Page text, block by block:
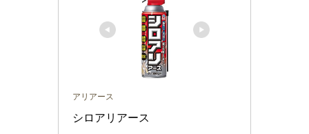
アリアース
シロアリアース